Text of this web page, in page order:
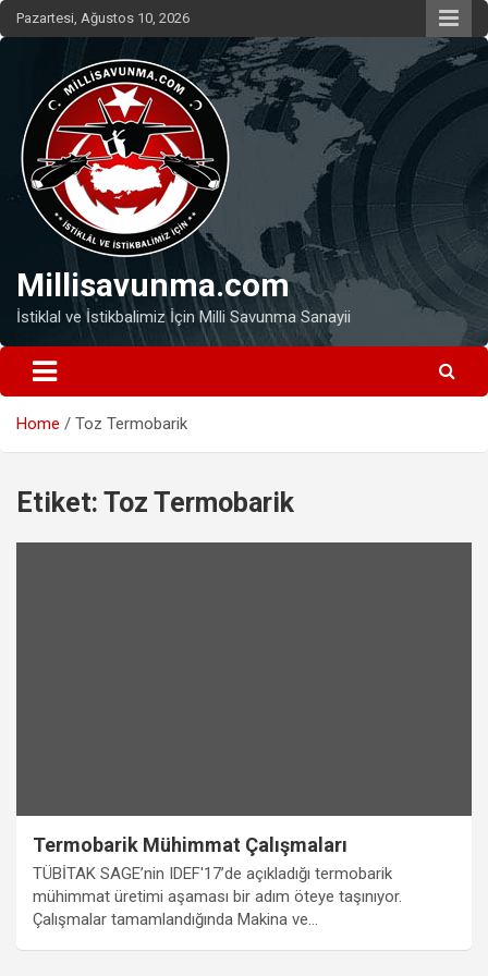
Skip
to
Pazartesi, Ağustos 10, 2026
Millisavunma.com
İstiklal ve İstikbalimiz İçin Milli Savunma Sanayii
Home Toz Termobarik
Etiket: Toz Termobarik
Termobarik Mühimmat Çalışmaları
TÜBİTAK SAGE’nin IDEF'17’de açıkladığı termobarik
mühimmat üretimi aşaması bir adım öteye taşınıyor.
Çalışmalar tamamlandığında Makina ve…